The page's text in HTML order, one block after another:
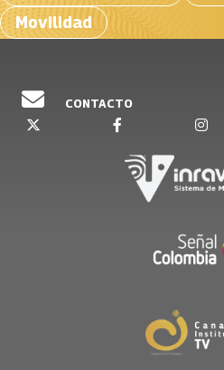
Movilidad
CONTACTO